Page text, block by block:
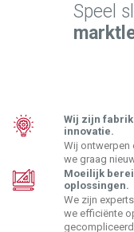
Speel
Wij zijn
innovatie.
Wij ontwerpen
we graag
Moeilijk
oplossingen.
We zijn
we efficiënte